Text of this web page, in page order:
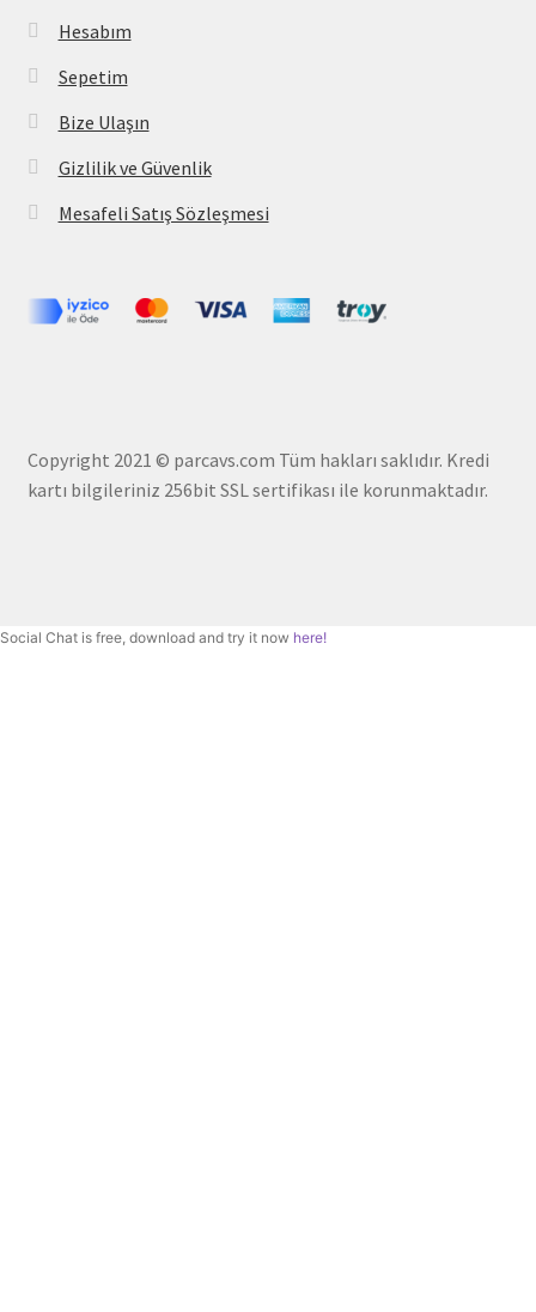
Hesabım
Sepetim
Bize Ulaşın
Gizlilik ve Güvenlik
Mesafeli Satış Sözleşmesi
Copyright 2021 © parcavs.com Tüm hakları saklıdır. Kredi
kartı bilgileriniz 256bit SSL sertifikası ile korunmaktadır.
Social Chat is free, download and try it now here!